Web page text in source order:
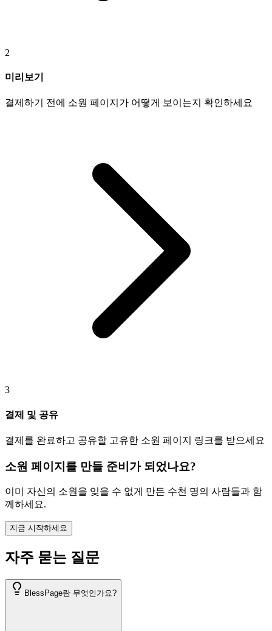
2
미리보기
결제하기 전에 소원 페이지가 어떻게 보이는지 확인하세요
3
결제 및 공유
결제를 완료하고 공유할 고유한 소원 페이지 링크를 받으세요
소원 페이지를 만들 준비가 되었나요?
이미 자신의 소원을 잊을 수 없게 만든 수천 명의 사람들과 함
께하세요.
지금 시작하세요
자주 묻는 질문
BlessPage란 무엇인가요?